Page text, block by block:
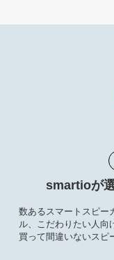
smartioが
数あるスマートスピー
ル、こだわりたい人向
買って間違いないスピ